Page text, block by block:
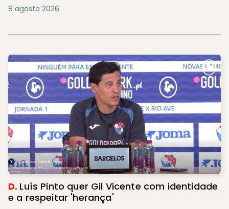
8 agosto 2026
D. Luís Pinto quer Gil Vicente com identidade
e a respeitar 'herança'